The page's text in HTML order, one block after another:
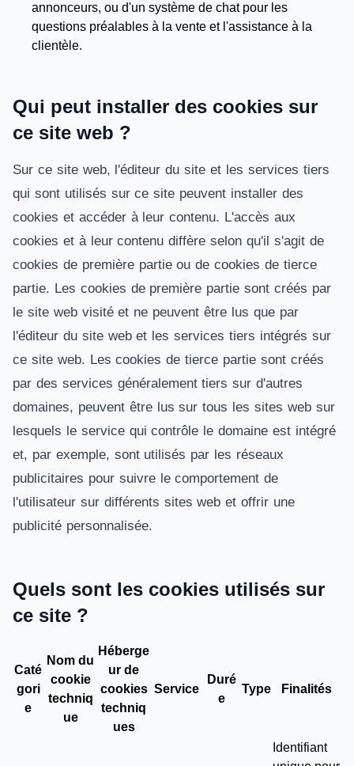
annonceurs, ou d'un système de chat pour les
questions préalables à la vente et l'assistance à la
clientèle.
Qui peut installer des cookies sur
ce site web ?
Sur ce site web, l'éditeur du site et les services tiers
qui sont utilisés sur ce site peuvent installer des
cookies et accéder à leur contenu. L'accès aux
cookies et à leur contenu diffère selon qu'il s'agit de
cookies de première partie ou de cookies de tierce
partie. Les cookies de première partie sont créés par
le site web visité et ne peuvent être lus que par
l'éditeur du site web et les services tiers intégrés sur
ce site web. Les cookies de tierce partie sont créés
par des services généralement tiers sur d'autres
domaines, peuvent être lus sur tous les sites web sur
lesquels le service qui contrôle le domaine est intégré
et, par exemple, sont utilisés par les réseaux
publicitaires pour suivre le comportement de
l'utilisateur sur différents sites web et offrir une
publicité personnalisée.
Quels sont les cookies utilisés sur
ce site ?
Caté
gori
e
Nom du
cookie
techniq
ue
Héberge
ur de
cookies
techniq
ues
Service
Duré
e
Type Finalités
Identifiant